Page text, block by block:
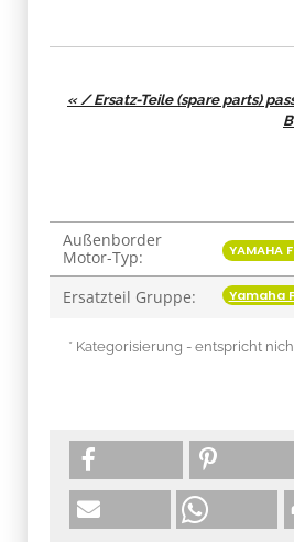
« / Ersatz-Teile (spare parts)
Produkteigenschaft
Wert
Außenborder
Motor-Typ:
YAMAHA
Ersatzteil Gruppe: Yamaha
* Kategorisierung - entspricht